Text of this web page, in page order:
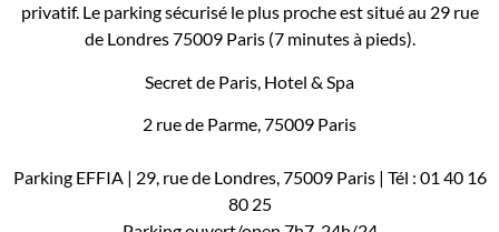
privatif. Le parking sécurisé le plus proche est situé au 29 rue
de Londres 75009 Paris (7 minutes à pieds).
Secret de Paris, Hotel & Spa
2 rue de Parme, 75009 Paris
Parking EFFIA | 29, rue de Londres, 75009 Paris | Tél : 01 40 16
80 25